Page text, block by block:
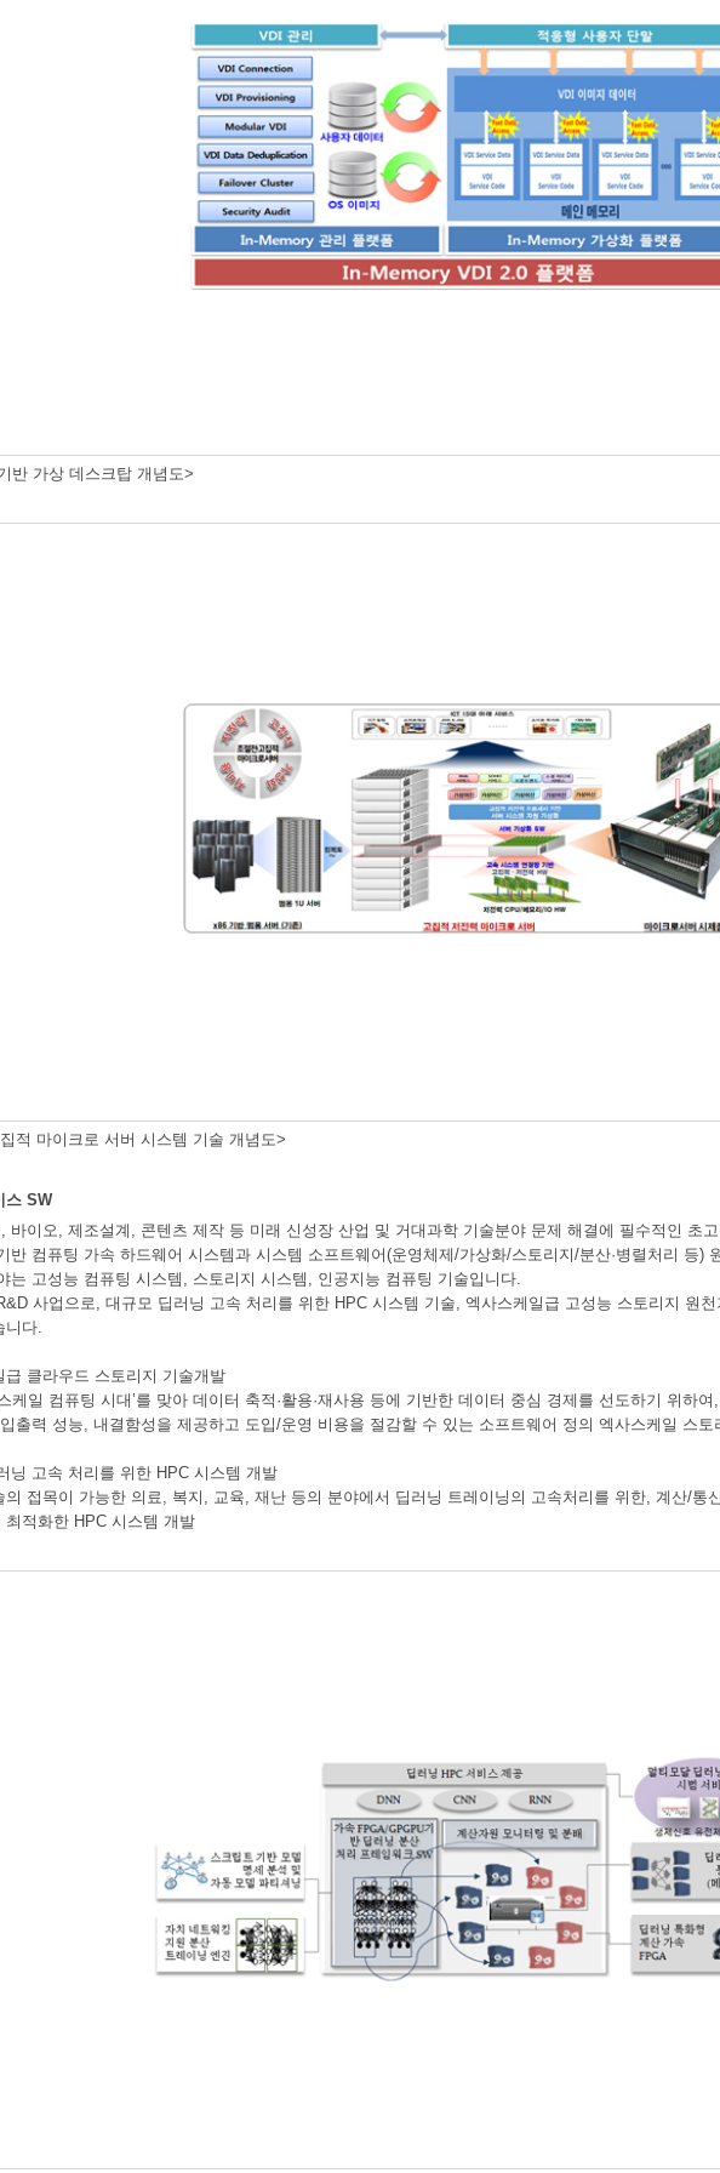
반 가상 데스크탑 개념도>
적 마이크로 서버 시스템 기술 개념도>
스 SW
바이오, 제조설계, 콘텐츠 제작 등 미래 신성장 산업 및 거대과학 기술분야 문제 해결에 필수적인 초
반 컴퓨팅 가속 하드웨어 시스템과 시스템 소프트웨어(운영체제/가상화/스토리지/분산·병렬처리 등)
는 고성능 컴퓨팅 시스템, 스토리지 시스템, 인공지능 컴퓨팅 기술입니다.
사업으로, 대규모 딥러닝 고속 처리를 위한 HPC 시스템 기술, 엑사스케일급 고성능 스토리지 원
다.
클라우드 스토리지 기술개발
케일 컴퓨팅 시대’를 맞아 데이터 축적·활용·재사용 등에 기반한 데이터 중심 경제를 선도하기 위하
출력 성능, 내결함성을 제공하고 도입/운영 비용을 절감할 수 있는 소프트웨어 정의 엑사스케일 스
닝 고속 처리를 위한 HPC 시스템 개발
의 접목이 가능한 의료, 복지, 교육, 재난 등의 분야에서 딥러닝 트레이닝의 고속처리를 위한, 계산/통
최적화한 HPC 시스템 개발